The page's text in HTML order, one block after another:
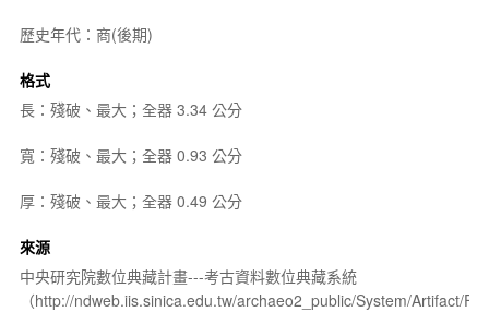
歷史年代：商(後期)
格式
長：殘破、最大；全器 3.34 公分
寬：殘破、最大；全器 0.93 公分
厚：殘破、最大；全器 0.49 公分
來源
中央研究院數位典藏計畫---考古資料數位典藏系統
（http://ndweb.iis.sinica.edu.tw/archaeo2_public/System/Artifact/